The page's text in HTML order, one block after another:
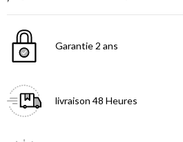
Garantie 2 ans
livraison 48 Heures